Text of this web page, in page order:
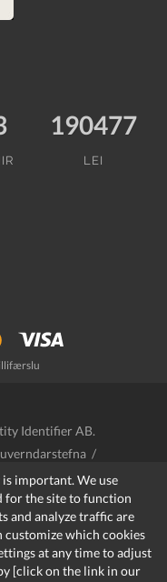
important. We use
for the site to function
and analyze traffic are
customize which cookies
at any time to adjust
[click on the link in our
190477
LEI
Identifier AB.
/
Cookies